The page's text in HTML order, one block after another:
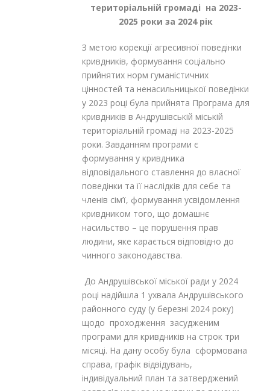
територіальній громаді на 2023-
2025 роки за 2024 рік
З метою корекції агресивної поведінки
кривдників, формування соціально
прийнятих норм гуманістичних
цінностей та ненасильницької поведінки
у 2023 році була прийнята Програма для
кривдників в Андрушівській міській
територіальній громаді на 2023-2025
роки. Завданням програми є
формування у кривдника
відповідального ставлення до власної
поведінки та її наслідків для себе та
членів сім’ї, формування усвідомлення
кривдником того, що домашнє
насильство – це порушення прав
людини, яке карається відповідно до
чинного законодавства.
До Андрушівської міської ради у 2024
році надійшла 1 ухвала Андрушівського
районного суду (у березні 2024 року)
щодо проходження засудженим
програми для кривдників на строк три
місяці. На дану особу була сформована
справа, графік відвідувань,
індивідуальний план та затверджений